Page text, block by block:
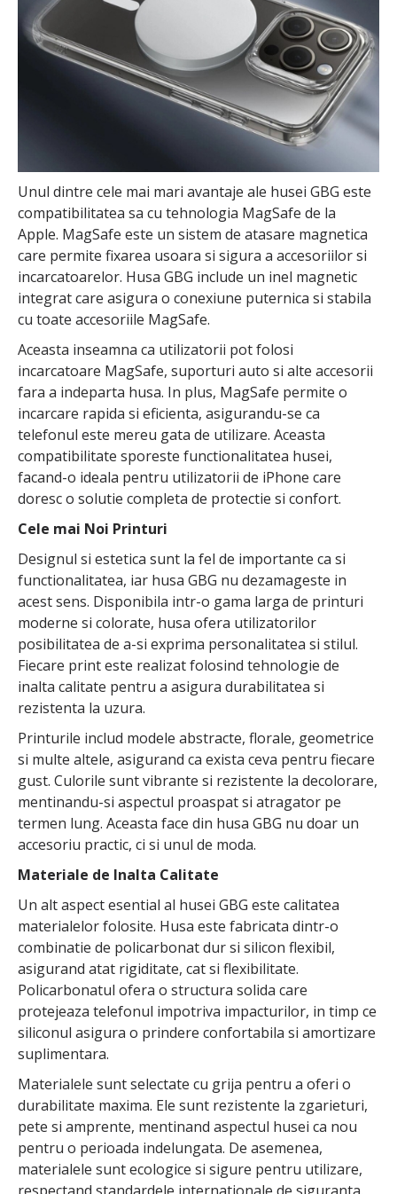
Unul dintre cele mai mari avantaje ale husei GBG este
compatibilitatea sa cu tehnologia MagSafe de la
Apple. MagSafe este un sistem de atasare magnetica
care permite fixarea usoara si sigura a accesoriilor si
incarcatoarelor. Husa GBG include un inel magnetic
integrat care asigura o conexiune puternica si stabila
cu toate accesoriile MagSafe.
Aceasta inseamna ca utilizatorii pot folosi
incarcatoare MagSafe, suporturi auto si alte accesorii
fara a indeparta husa. In plus, MagSafe permite o
incarcare rapida si eficienta, asigurandu-se ca
telefonul este mereu gata de utilizare. Aceasta
compatibilitate sporeste functionalitatea husei,
facand-o ideala pentru utilizatorii de iPhone care
doresc o solutie completa de protectie si confort.
Cele mai Noi Printuri
Designul si estetica sunt la fel de importante ca si
functionalitatea, iar husa GBG nu dezamageste in
acest sens. Disponibila intr-o gama larga de printuri
moderne si colorate, husa ofera utilizatorilor
posibilitatea de a-si exprima personalitatea si stilul.
Fiecare print este realizat folosind tehnologie de
inalta calitate pentru a asigura durabilitatea si
rezistenta la uzura.
Printurile includ modele abstracte, florale, geometrice
si multe altele, asigurand ca exista ceva pentru fiecare
gust. Culorile sunt vibrante si rezistente la decolorare,
mentinandu-si aspectul proaspat si atragator pe
termen lung. Aceasta face din husa GBG nu doar un
accesoriu practic, ci si unul de moda.
Materiale de Inalta Calitate
Un alt aspect esential al husei GBG este calitatea
materialelor folosite. Husa este fabricata dintr-o
combinatie de policarbonat dur si silicon flexibil,
asigurand atat rigiditate, cat si flexibilitate.
Policarbonatul ofera o structura solida care
protejeaza telefonul impotriva impacturilor, in timp ce
siliconul asigura o prindere confortabila si amortizare
suplimentara.
Materialele sunt selectate cu grija pentru a oferi o
durabilitate maxima. Ele sunt rezistente la zgarieturi,
pete si amprente, mentinand aspectul husei ca nou
pentru o perioada indelungata. De asemenea,
materialele sunt ecologice si sigure pentru utilizare,